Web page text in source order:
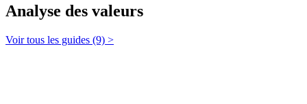
Analyse des valeurs
Voir tous les guides (9) >